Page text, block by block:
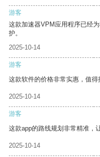
游客
这款加速器VPM应用程序已经
护。
2025-10-14
游客
这款软件的价格非常实惠，值得
2025-10-14
游客
这款app的路线规划非常精准，
2025-10-14